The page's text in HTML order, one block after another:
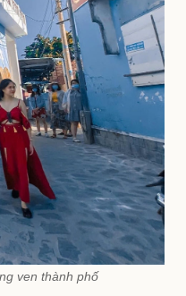
ven thành phố